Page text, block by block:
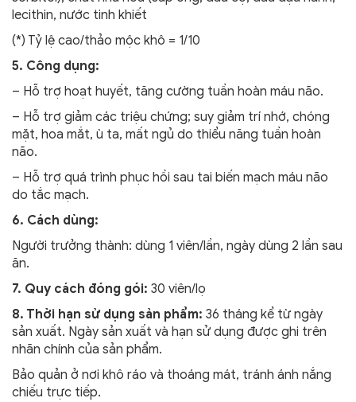
lecithin, nước tinh khiết
(*) Tỷ lệ cao/thảo mộc khô = 1/10
5. Công dụng:
– Hỗ trợ hoạt huyết, tăng cường tuần hoàn máu não.
– Hỗ trợ giảm các triệu chứng; suy giảm trí nhớ, chóng
mặt, hoa mắt, ù ta, mất ngủ do thiểu năng tuần hoàn
não.
– Hỗ trợ quá trình phục hồi sau tai biến mạch máu não
do tắc mạch.
6. Cách dùng:
Người trưởng thành: dùng 1 viên/lần, ngày dùng 2 lần sau
ăn.
7. Quy cách đóng gói: 30 viên/lọ
8. Thời hạn sử dụng sản phẩm: 36 tháng kể từ ngày
sản xuất. Ngày sản xuất và hạn sử dụng được ghi trên
nhãn chính của sản phẩm.
Bảo quản ở nơi khô ráo và thoáng mát, tránh ánh nắng
chiếu trực tiếp.